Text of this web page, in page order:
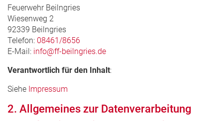
Feuerwehr Beilngries
Wiesenweg 2
92339 Beilngries
Telefon: 08461/8656
E-Mail: info@ff-beilngries.de
Verantwortlich für den Inhalt:
Siehe Impressum
2. Allgemeines zur Datenverarbeitung